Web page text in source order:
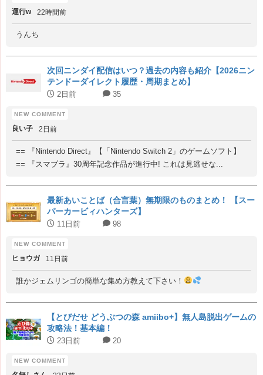
運行w 22時間前
うんち
次回ニンダイ配信はいつ？過去の内容も紹介【2026ニン
テンドーダイレクト履歴・周期まとめ】
2日前 35
良い子 2日前
== 『Nintendo Direct』【「Nintendo Switch 2」のゲームソフト】
== 『スマブラ』30周年記念作品が進行中! これは見逃せな...
最新あいことば（合言葉）無期限のものまとめ！ 【スー
パーカービィハンターズ】
11日前 98
ヒョウガ 11日前
誰かジェムリンゴの簡単な集め方教えて下さい！
【とびだせ どうぶつの森 amiibo+】無人島脱出ゲームの
攻略法！基本編！
23日前 20